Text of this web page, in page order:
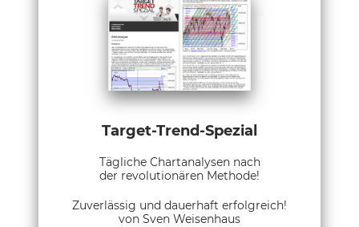
Target-Trend-Spezial
Tägliche Chartanalysen nach
der revolutionären Methode!
Zuverlässig und dauerhaft erfolgreich!
von Sven Weisenhaus